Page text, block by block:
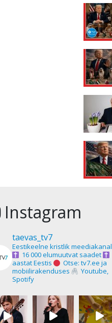
Instagram
taevas_tv7
Eestikeelne kristlik meediakanal
16 000 elumuutvat saadet
aastat Eestis
Otse: tv7.ee ja
mobiilirakenduses
Youtube,
Spotify